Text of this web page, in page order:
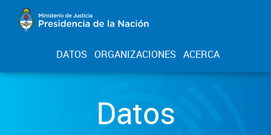
DATOS ORGANIZACIONES ACERCA
Datos